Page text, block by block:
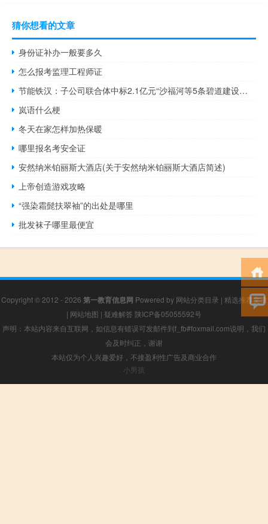
猜你想看的文章
身份证补办一般要多久
怎么报考监理工程师证
节能铁汉：子公司联合体中标2.1亿元“沙福河等5条碧道建设工程一期”项目
岚语什么梗
冬天在家怎样加热保暖
哪里报名考安全证
安然纳米铂丽斯大酒店(关于安然纳米铂丽斯大酒店简述)
上帝创造游戏攻略
“强染霜髭扶翠袖”的出处是哪里
批发袜子哪里最便宜
Copyright © 2012 - 2026 第一教育信息网 Powered by 网站分类目录 | 精选推荐文章
| 网站地图 | 疑难解答 陕ICP备05055592号
声明：本站内容来自互联网，如信息有错误可发邮件到f_fb#foxmail.com说明，我们
会及时纠正，谢谢
本站仅为个人兴趣爱好，不接盈利性广告及商业合作
小男孩